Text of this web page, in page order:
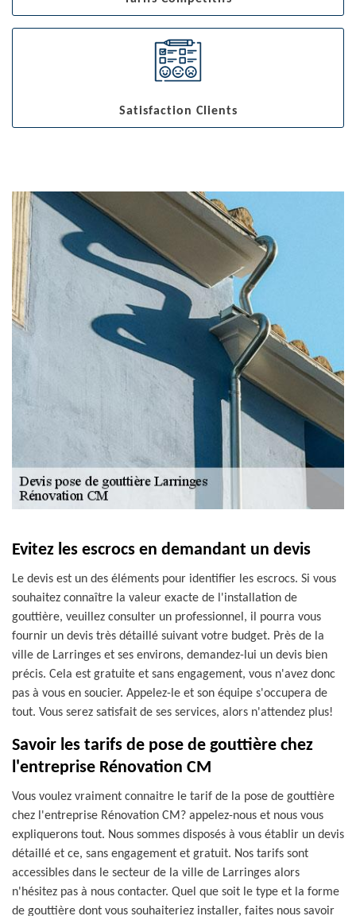
Satisfaction Clients
Evitez les escrocs en demandant un devis
Le devis est un des éléments pour identifier les escrocs. Si vous
souhaitez connaître la valeur exacte de l'installation de
gouttière, veuillez consulter un professionnel, il pourra vous
fournir un devis très détaillé suivant votre budget. Près de la
ville de Larringes et ses environs, demandez-lui un devis bien
précis. Cela est gratuite et sans engagement, vous n'avez donc
pas à vous en soucier. Appelez-le et son équipe s'occupera de
tout. Vous serez satisfait de ses services, alors n'attendez plus!
Savoir les tarifs de pose de gouttière chez
l'entreprise Rénovation CM
Vous voulez vraiment connaitre le tarif de la pose de gouttière
chez l'entreprise Rénovation CM? appelez-nous et nous vous
expliquerons tout. Nous sommes disposés à vous établir un devis
détaillé et ce, sans engagement et gratuit. Nos tarifs sont
accessibles dans le secteur de la ville de Larringes alors
n'hésitez pas à nous contacter. Quel que soit le type et la forme
de gouttière dont vous souhaiteriez installer, faites nous savoir